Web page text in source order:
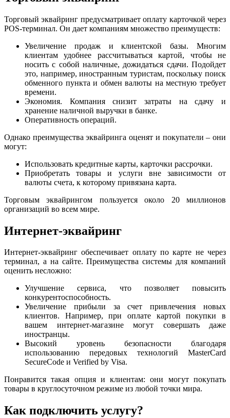
Торговый эквайринг предусматривает оплату карточкой через
POS-терминал. Он дает компаниям множество преимуществ:
Увеличение продаж и клиентской базы. Многим
клиентам удобнее рассчитываться картой, чтобы не
носить с собой наличные, дожидаться сдачи. Подойдет
это, например, иностранным туристам, поскольку поиск
обменного пункта и обмен валюты на местную требует
времени.
Экономия. Компания снизит затраты на сдачу и
хранение наличной выручки в банке.
Оперативность операций.
Однако преимущества эквайринга оценят и покупатели – они
могут:
Использовать кредитные карты, карточки рассрочки.
Приобретать товары и услуги вне зависимости от
валюты счета, к которому привязана карта.
Торговым эквайрингом пользуется около 20 миллионов
организаций во всем мире.
Интернет-эквайринг
Интернет-эквайринг обеспечивает оплату по карте не через
терминал, а на сайте. Преимущества системы для компаний
оценить несложно:
Улучшение сервиса, что позволяет повысить
конкурентоспособность.
Увеличение прибыли за счет привлечения новых
клиентов. Например, при оплате картой покупки в
вашем интернет-магазине могут совершать даже
иностранцы.
Высокий уровень безопасности благодаря
использованию передовых технологий MasterCard
SecureCode и Verified by Visa.
Понравится такая опция и клиентам: они могут покупать
товары в круглосуточном режиме из любой точки мира.
Как подключить услугу?